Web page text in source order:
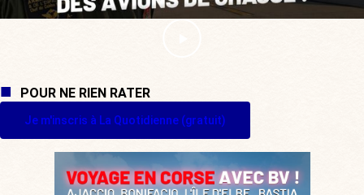
POUR NE RIEN RATER
Je m'inscris à La Quotidienne (gratuit)